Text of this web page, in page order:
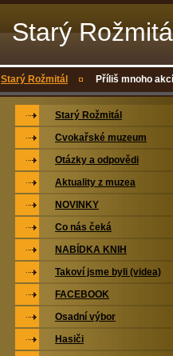
Starý
Starý Rožmitál Příliš mnoho
Starý Rožmitál
Cvokařské muzeum
Otázky a odpovědi
Aktuality z muzea
NOVINKY
Co nás čeká
NABÍDKA KNIH
Takoví jsme byli (videa)
FACEBOOK
Osadní výbor
Hasiči